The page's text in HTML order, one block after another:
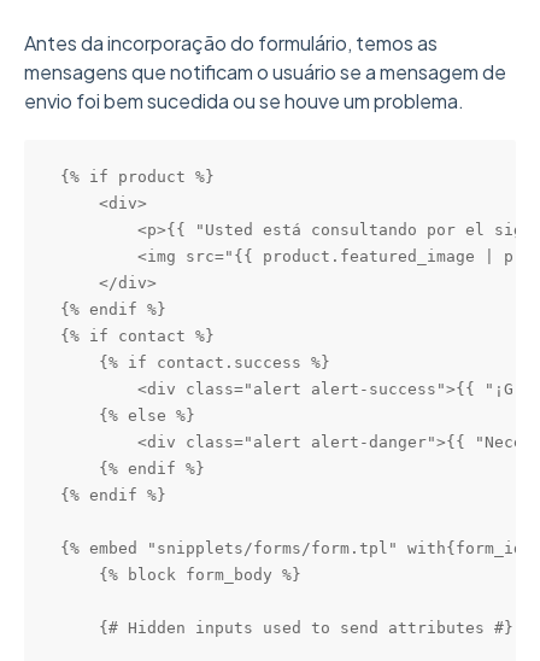
Antes da incorporação do formulário, temos as
mensagens que notificam o usuário se a mensagem de
envio foi bem sucedida ou se houve um problema.
{% if product %}
    <div>
<p>{{ "Usted está consultando por el
<img src="{{ product.featured_image |
    </div>
{% endif %}
{% if contact %}
    {% if contact.success %}
<div class="alert alert-success">{{
    {% else %}
<div class="alert alert-danger">{{
    {% endif %}
{% endif %}
{% embed "snipplets/forms/form.tpl"
    {% block form_body %}
    {# Hidden inputs used to send attributes #}